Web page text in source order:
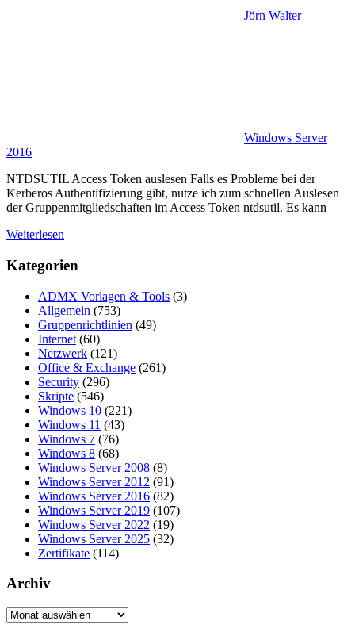
Jörn Walter
Windows Server
2016
NTDSUTIL Access Token auslesen Falls es Probleme bei der
Kerberos Authentifizierung gibt, nutze ich zum schnellen Auslesen
der Gruppenmitgliedschaften im Access Token ntdsutil. Es kann
Weiterlesen
Kategorien
ADMX Vorlagen & Tools (3)
Allgemein (753)
Gruppenrichtlinien (49)
Internet (60)
Netzwerk (121)
Office & Exchange (261)
Security (296)
Skripte (546)
Windows 10 (221)
Windows 11 (43)
Windows 7 (76)
Windows 8 (68)
Windows Server 2008 (8)
Windows Server 2012 (91)
Windows Server 2016 (82)
Windows Server 2019 (107)
Windows Server 2022 (19)
Windows Server 2025 (32)
Zertifikate (114)
Archiv
Archiv